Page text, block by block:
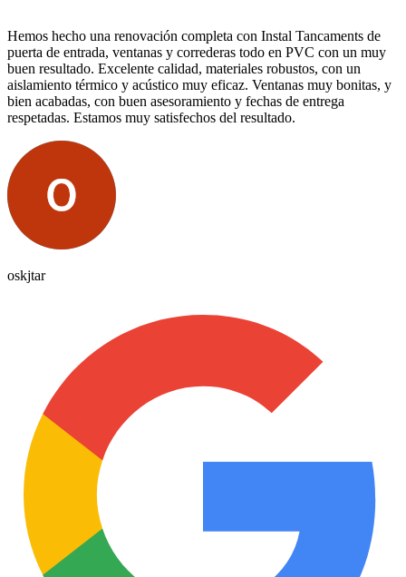
Hemos hecho una renovación completa con Instal Tancaments de
puerta de entrada, ventanas y correderas todo en PVC con un muy
buen resultado. Excelente calidad, materiales robustos, con un
aislamiento térmico y acústico muy eficaz. Ventanas muy bonitas, y
bien acabadas, con buen asesoramiento y fechas de entrega
respetadas. Estamos muy satisfechos del resultado.
oskjtar